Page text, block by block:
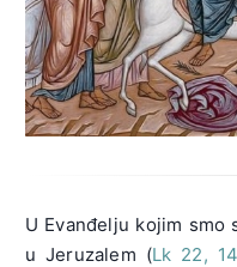
U Evanđelju kojim smo
u Jeruzalem (Lk 22,